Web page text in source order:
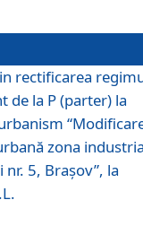
rectificarea
de la P (parter) la
zona
5, Braşov”, la